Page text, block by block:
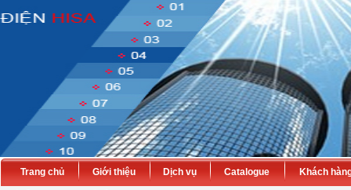
Trang chủ Giới thiệu Dịch vụ Catalogue Khách